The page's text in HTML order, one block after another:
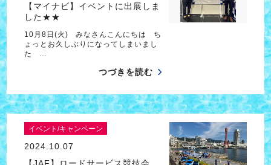
【マイナビ】イベントに出展しま
した★★
10月8日(火) みなさんこんにちは ち
ょっとお久しぶりになってしまいまし
た …
つづきを読む
イベント/キャンペーン
2024.10.07
【JAF】ロードサービス競技会